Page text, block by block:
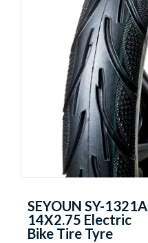
SEYOUN SY-1321A
14X2.75 Electric
Bike Tire Tyre